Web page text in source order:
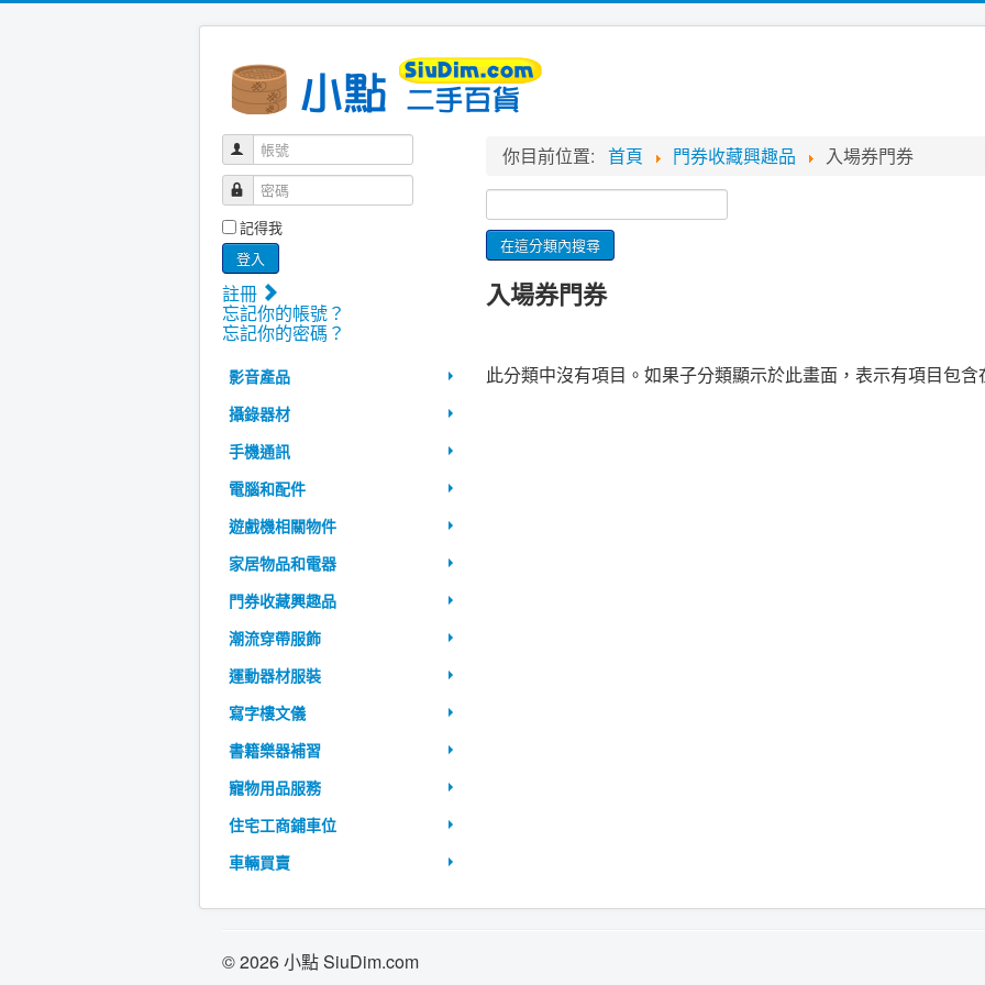
帳號
密碼
記得我
登入
註冊
忘記你的帳號？
忘記你的密碼？
影音產品
攝錄器材
手機通訊
電腦和配件
遊戲機相關物件
家居物品和電器
門券收藏興趣品
潮流穿帶服飾
運動器材服裝
寫字樓文儀
書籍樂器補習
寵物用品服務
住宅工商鋪車位
車輛買賣
你目前位置: 首頁 門券收藏興趣品 入場券門券
入場券門券
此分類中沒有項目。如果子分類顯示於此畫面，表示有項目包含
© 2026 小點 SiuDim.com